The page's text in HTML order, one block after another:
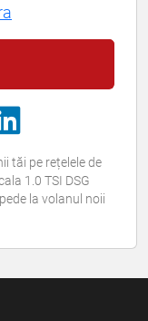
tăi pe rețelele de
1.0 TSI DSG
la volanul noii